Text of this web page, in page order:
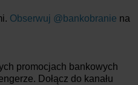
Obserwuj @bankobranie na
promocjach bankowych
Dołącz do kanału